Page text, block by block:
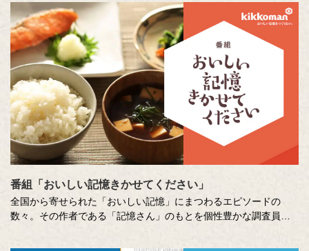
いや意図もあわせてお楽しみください。
番組「おいしい記憶きかせてください」
全国から寄せられた「おいしい記憶」にまつわるエピソードの
数々。その作者である「記憶さん」のもとを個性豊かな調査員が